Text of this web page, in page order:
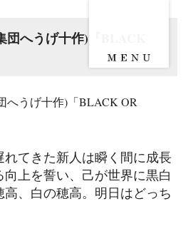
へうげ十作)『BLACK
てきた新人は瞬く間に成長
上を誓い、己が世界に黒白
、白の穂高。明日はどっち